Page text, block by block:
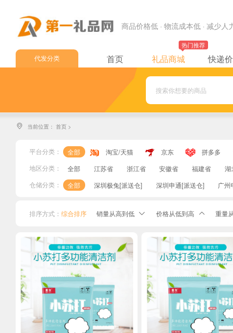
商品价格低 · 物流成本低 · 减少人
代发分类
圆通快递
韵达快递
极兔快递
顺丰速运
邮政EMS
首页
热门推荐
礼品商城 快递
 当前位置：首页 >
平台分类： 全部 淘宝/天猫 京东 拼多多
地区分类：
全部 江苏省 浙江省 安徽省 福建省 湖
仓储分类：
全部 深圳极兔[派送仓] 深圳申通[派送仓] 广州
排序方式： 综合排序 销量从高到低  价格从低到高  重量